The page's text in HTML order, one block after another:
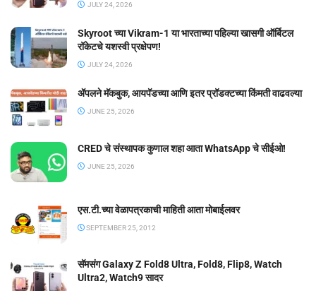
JULY 24, 2026
Skyroot च्या Vikram-1 या भारताच्या पहिल्या खासगी ऑर्बिटल
रॉकेटचे यशस्वी प्रक्षेपण!
JULY 24, 2026
ॲपलने मॅकबुक, आयपॅडच्या आणि इतर प्रॉडक्टच्या किंमती वाढवल्या
JUNE 25, 2026
CRED चे संस्थापक कुणाल शहा आता WhatsApp चे सीईओ!
JUNE 25, 2026
एस.टी.च्या वेळापत्रकाची माहिती आता मोबाईलवर
SEPTEMBER 25, 2012
सॅमसंग Galaxy Z Fold8 Ultra, Fold8, Flip8, Watch
Ultra2, Watch9 सादर